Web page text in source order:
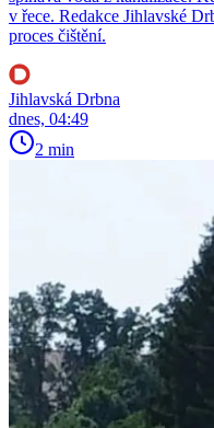
v řece. Redakce Jihlavské
proces čištění.
Jihlavská Drbna
dnes, 04:49
2 min